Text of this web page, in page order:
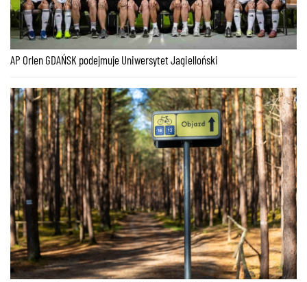
AP Orlen GDAŃSK podejmuje Uniwersytet Jagielloński